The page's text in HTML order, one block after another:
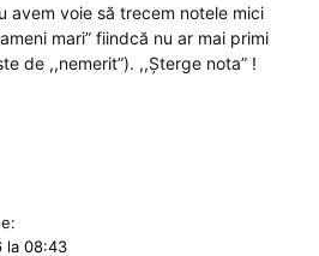
avem voie să trecem notele mici
mari” fiindcă nu ar mai primi
de ,,nemerit”). ,,Șterge nota” !
la 08:43